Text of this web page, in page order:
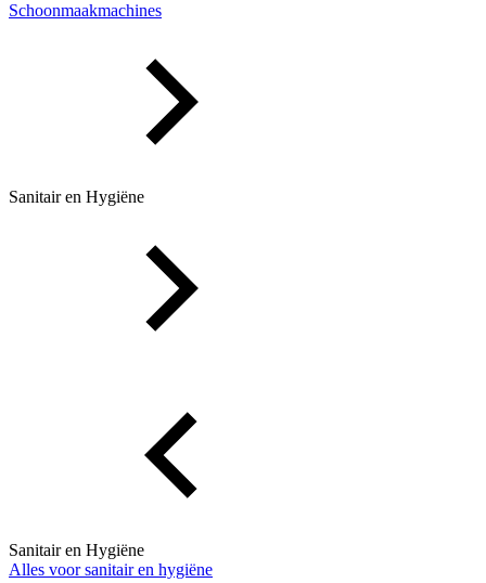
Schoonmaakmachines
Sanitair en Hygiëne
Sanitair en Hygiëne
Alles voor sanitair en hygiëne